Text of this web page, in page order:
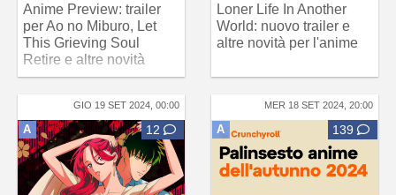
Anime Preview: trailer
per Ao no Miburo, Let
This Grieving Soul
Retire e altre novità
Loner Life In Another
World: nuovo trailer e
altre novità per l'anime
GIO 19 SET 2024, 00:00
A 12
MER 18 SET 2024, 20:00
A 139